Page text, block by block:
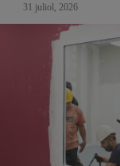
31 juliol, 2026